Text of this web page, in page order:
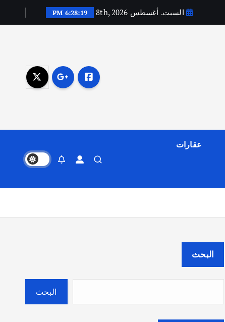
السبت. أغسطس 8th, 2026 6:28:20 PM
عقارات
البحث
البحث